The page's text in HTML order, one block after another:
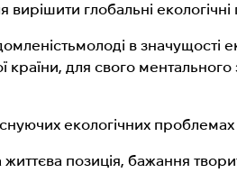
вирішити глобальні
в значущості
країни, для свого ментального
екологічних
життєва позиція, бажання